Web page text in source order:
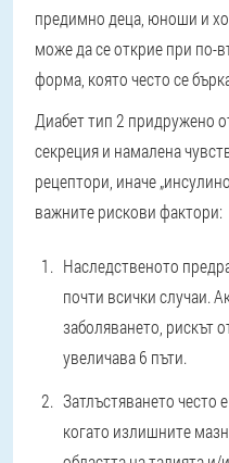
предимно деца, юноши и
може да се открие при по-
форма, която често се
Диабет тип 2 придружено
секреция и намалена
рецептори , иначе
важните рискови фактори:
Наследственото
почти всички случаи.
заболяването, рискът
увеличава 6 пъти.
Затлъстяването често
когато излишните